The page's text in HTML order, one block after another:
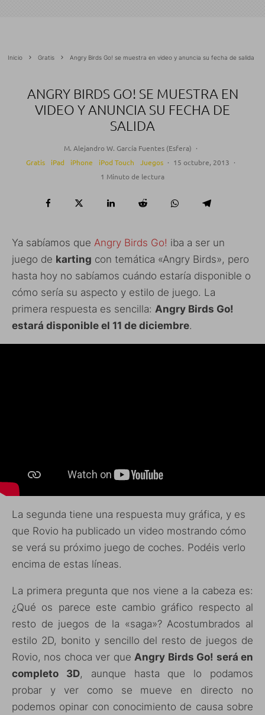
Inicio Gratis Angry Birds Go! se muestra en video y anuncia su fecha de salida
ANGRY BIRDS GO! SE MUESTRA EN
VIDEO Y ANUNCIA SU FECHA DE
SALIDA
M. Alejandro W. García Fuentes (Esfera) ·
Gratis
iPad iPhone iPod Touch Juegos · 15 octubre, 2013 ·
1 Minuto de lectura
Ya sabíamos que Angry Birds Go! iba a ser un
juego de karting con temática «Angry Birds», pero
hasta hoy no sabíamos cuándo estaría disponible o
cómo sería su aspecto y estilo de juego. La
primera respuesta es sencilla: Angry Birds Go!
estará disponible el 11 de diciembre.
La segunda tiene una respuesta muy gráfica, y es
que Rovio ha publicado un video mostrando cómo
se verá su próximo juego de coches. Podéis verlo
encima de estas líneas.
La primera pregunta que nos viene a la cabeza es:
¿Qué os parece este cambio gráfico respecto al
resto de juegos de la «saga»? Acostumbrados al
estilo 2D, bonito y sencillo del resto de juegos de
Rovio, nos choca ver queAngry Birds Go! será en
completo 3D, aunque hasta que lo podamos
probar y ver como se mueve en directo no
podemos opinar con conocimiento de causa sobre